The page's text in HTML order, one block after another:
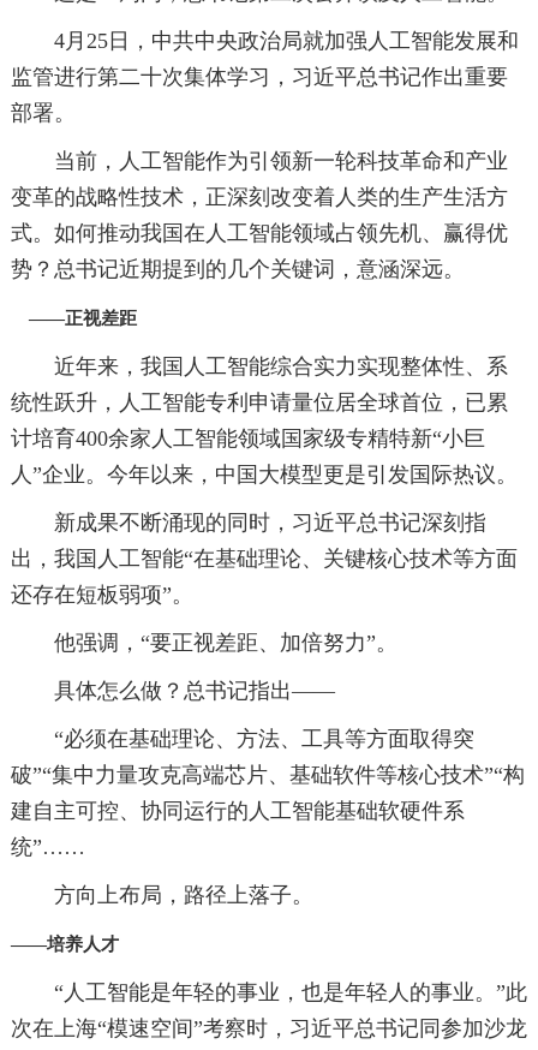
4月25日，中共中央政治局就加强人工智能发展和
监管进行第二十次集体学习，习近平总书记作出重要
部署。
当前，人工智能作为引领新一轮科技革命和产业
变革的战略性技术，正深刻改变着人类的生产生活方
式。如何推动我国在人工智能领域占领先机、赢得优
势？总书记近期提到的几个关键词，意涵深远。
——正视差距
近年来，我国人工智能综合实力实现整体性、系
统性跃升，人工智能专利申请量位居全球首位，已累
计培育400余家人工智能领域国家级专精特新“小巨
人”企业。今年以来，中国大模型更是引发国际热议。
新成果不断涌现的同时，习近平总书记深刻指
出，我国人工智能“在基础理论、关键核心技术等方面
还存在短板弱项”。
他强调，“要正视差距、加倍努力”。
具体怎么做？总书记指出——
“必须在基础理论、方法、工具等方面取得突
破”“集中力量攻克高端芯片、基础软件等核心技术”“构
建自主可控、协同运行的人工智能基础软硬件系
统”……
方向上布局，路径上落子。
——培养人才
“人工智能是年轻的事业，也是年轻人的事业。”此
次在上海“模速空间”考察时，习近平总书记同参加沙龙